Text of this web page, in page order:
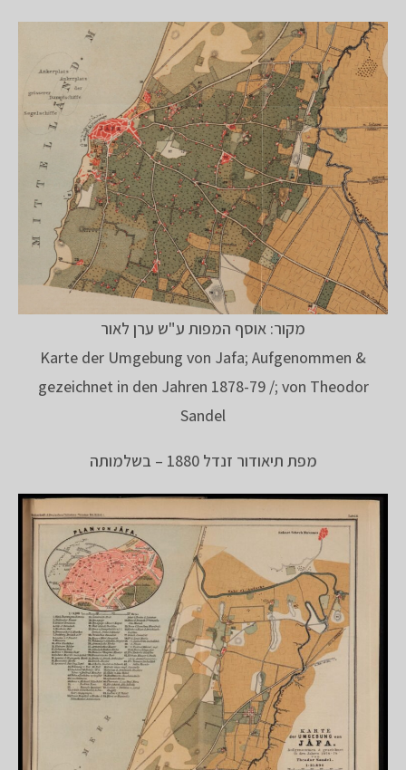
מקור: אוסף המפות ע"ש ערן לאור
Karte der Umgebung von Jafa; Aufgenommen &
gezeichnet in den Jahren 1878-79 /; von Theodor
Sandel
מפת תיאודור זנדל 1880 – בשלמותה